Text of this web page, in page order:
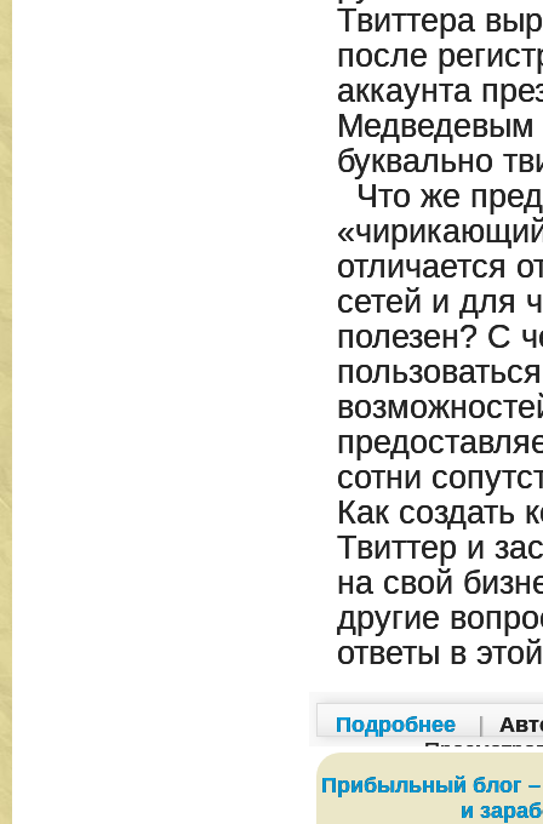
Твиттера
после
аккаунта
Медведевым
буквально
Что же
отличается
сетей и для
полезен? С
сотни
Как создать
Твиттер и
на свой
другие
ответы в
Подробнее
Прибыльный блог –
и